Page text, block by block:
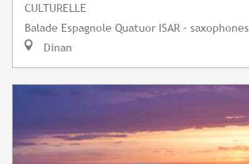
CULTURELLE
Balade Espagnole Quatuor ISAR – saxophones
Dinan